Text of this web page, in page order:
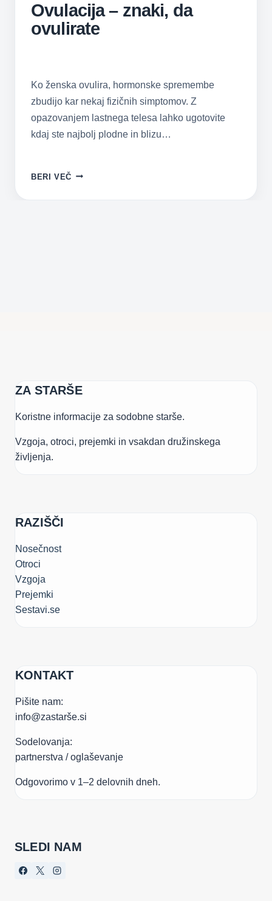
Ovulacija – znaki, da
ovulirate
Ko ženska ovulira, hormonske spremembe
zbudijo kar nekaj fizičnih simptomov. Z
opazovanjem lastnega telesa lahko ugotovite
kdaj ste najbolj plodne in blizu…
BERI VEČ OVULACIJA
ZNAKI,
ZA STARŠE
Koristne informacije za sodobne starše.
Vzgoja, otroci, prejemki in vsakdan družinskega
življenja.
RAZIŠČI
Nosečnost
Otroci
Vzgoja
Prejemki
Sestavi.se
KONTAKT
Pišite nam:
info@zastarše.si
Sodelovanja:
partnerstva / oglaševanje
Odgovorimo v 1–2 delovnih dneh.
SLEDI NAM